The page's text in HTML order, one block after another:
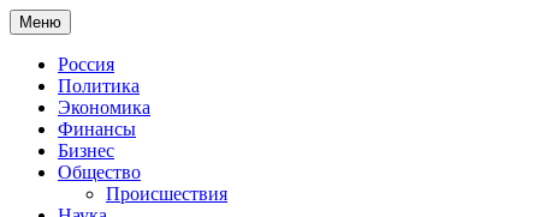
Меню
Россия
Политика
Экономика
Финансы
Бизнес
Общество
Происшествия